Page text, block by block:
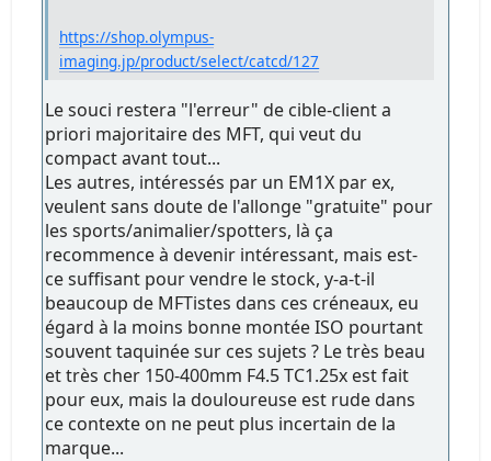
https://shop.olympus-
imaging.jp/product/select/catcd/127
Le souci restera "l'erreur" de cible-client a
priori majoritaire des MFT, qui veut du
compact avant tout...
Les autres, intéressés par un EM1X par ex,
veulent sans doute de l'allonge "gratuite" pour
les sports/animalier/spotters, là ça
recommence à devenir intéressant, mais est-
ce suffisant pour vendre le stock, y-a-t-il
beaucoup de MFTistes dans ces créneaux, eu
égard à la moins bonne montée ISO pourtant
souvent taquinée sur ces sujets ? Le très beau
et très cher 150-400mm F4.5 TC1.25x est fait
pour eux, mais la douloureuse est rude dans
ce contexte on ne peut plus incertain de la
marque...